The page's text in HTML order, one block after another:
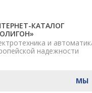
КАТАЛОГ
и
надежности
МЫ